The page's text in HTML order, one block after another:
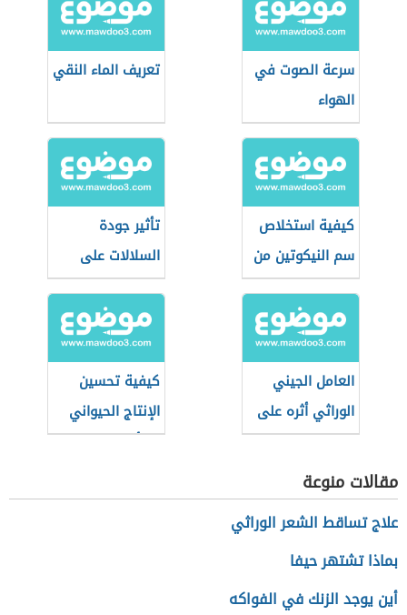
سرعة الصوت في
الهواء
تعريف الماء النقي
كيفية استخلاص
سم النيكوتين من
التبغ
تأثير جودة
السلالات على
الإنتاج الحيواني
العامل الجيني
الوراثي أثره على
الطاقة الإيجابية
كيفية تحسين
الإنتاج الحيواني
بالتأثير على الغذاء
مقالات منوعة
علاج تساقط الشعر الوراثي
بماذا تشتهر حيفا
أين يوجد الزنك في الفواكه